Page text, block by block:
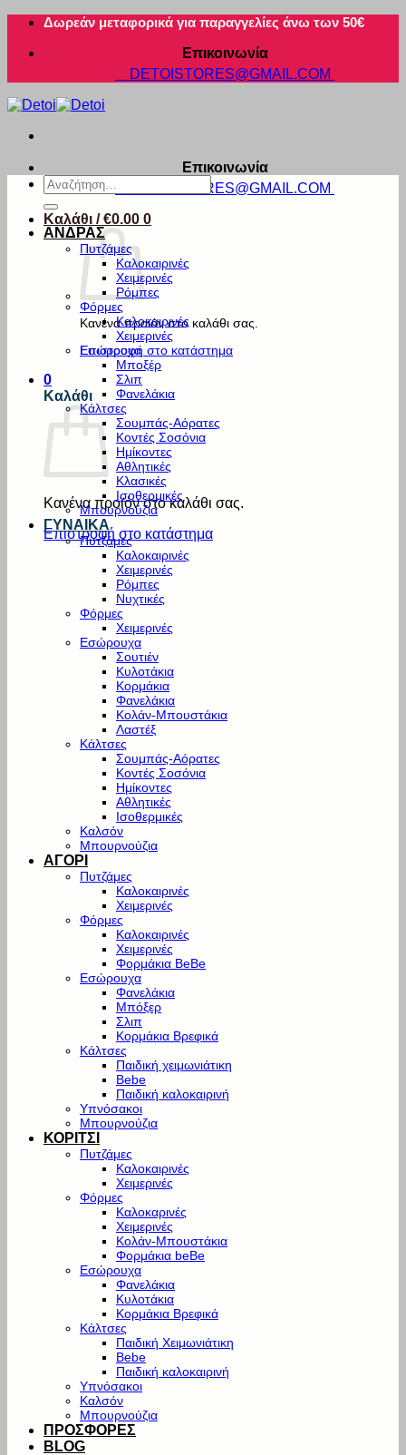
Μετάβαση
περιεχόμενο
Δωρεάν μεταφορικά για παραγγελίες άνω των 50€
Επικοινωνία
DETOISTORES@GMAIL.COM
Επικοινωνία
DETOISTORES@GMAIL.COM
Καλάθι /€0.00 0
Κανένα προϊόν στο καλάθι σας.
Επιστροφή στο κατάστημα
0
Καλάθι
Κανένα προϊόν στο καλάθι σας.
Επιστροφή στο κατάστημα
Αναζήτηση
για:
ΑΝΔΡΑΣ
Πυτζάμες
Καλοκαιρινές
Χειμερινές
Ρόμπες
Φόρμες
Καλοκαιρινές
Χειμερινές
Εσώρουχα
Μποξέρ
Σλιπ
Φανελάκια
Κάλτσες
Σουμπάς-Αόρατες
Κοντές Σοσόνια
Ημίκοντες
Αθλητικές
Κλασικές
Ισοθερμικές
Μπουρνούζια
ΓΥΝΑΙΚΑ
Πυτζάμες
Καλοκαιρινές
Χειμερινές
Ρόμπες
Νυχτικές
Φόρμες
Χειμερινές
Εσώρουχα
Σουτιέν
Κυλοτάκια
Κορμάκια
Φανελάκια
Κολάν-Μπουστάκια
Λαστέξ
Κάλτσες
Σουμπάς-Αόρατες
Κοντές Σοσόνια
Ημίκοντες
Αθλητικές
Ισοθερμικές
Καλσόν
Μπουρνούζια
ΑΓΟΡΙ
Πυτζάμες
Καλοκαιρινές
Χειμερινές
Φόρμες
Καλοκαιρινές
Χειμερινές
Φορμάκια BeBe
Εσώρουχα
Φανελάκια
Μπόξερ
Σλιπ
Κορμάκια Βρεφικά
Κάλτσες
Παιδική χειμωνιάτικη
Bebe
Παιδική καλοκαιρινή
Υπνόσακοι
Μπουρνούζια
ΚΟΡΙΤΣΙ
Πυτζάμες
Καλοκαιρινές
Χειμερινές
Φόρμες
Καλοκαρινές
Χειμερινές
Κολάν-Μπουστάκια
Φορμάκια beBe
Εσώρουχα
Φανελάκια
Κυλοτάκια
Κορμάκια Βρεφικά
Κάλτσες
Παιδική Χειμωνιάτικη
Bebe
Παιδική καλοκαιρινή
Υπνόσακοι
Καλσόν
Μπουρνούζια
ΠΡΟΣΦΟΡΕΣ
BLOG